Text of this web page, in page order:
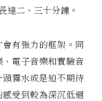
達二、三十分鐘。
有張力的框架。同
電子音樂和實驗音
霧水或是迫不期待
受到較為深沉低迴